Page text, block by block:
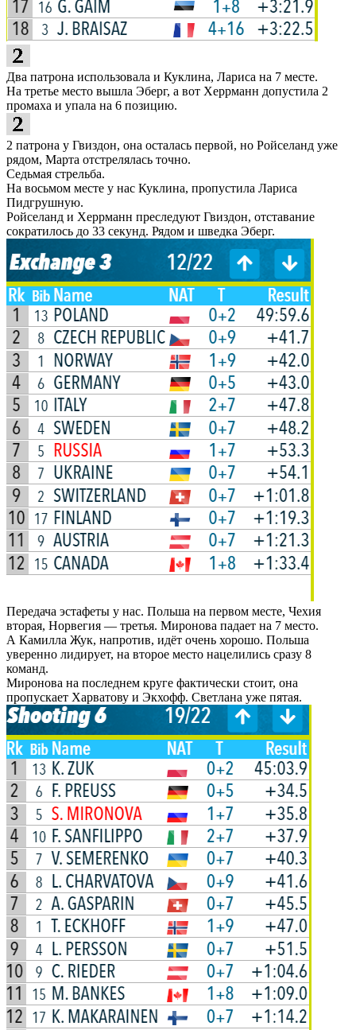
Два патрона использовала и Куклина, Лариса на 7 месте.
На третье место вышла Эберг, а вот Херрманн допустила 2
промаха и упала на 6 позицию.
2 патрона у Гвиздон, она осталась первой, но Ройселанд уже
рядом, Марта отстрелялась точно.
Седьмая стрельба.
На восьмом месте у нас Куклина, пропустила Лариса
Пидгрушную.
Ройселанд и Херрманн преследуют Гвиздон, отставание
сократилось до 33 секунд. Рядом и шведка Эберг.
Передача эстафеты у нас. Польша на первом месте, Чехия
вторая, Норвегия — третья. Миронова падает на 7 место.
А Камилла Жук, напротив, идёт очень хорошо. Польша
уверенно лидирует, на второе место нацелились сразу 8
команд.
Миронова на последнем круге фактически стоит, она
пропускает Харватову и Экхофф. Светлана уже пятая.